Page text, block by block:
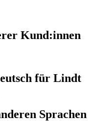
Kund:innen
für Lindt
Sprachen